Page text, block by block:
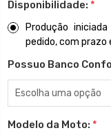
Disponibilidade: *
Produção
pedido, com prazo
Possuo Banco
Modelo da Moto: *